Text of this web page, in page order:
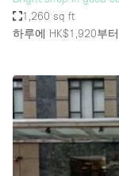
Warehouse
공간 기능
Air
Animals
Bar
1,260 sq ft
하루에 HK$1,920부